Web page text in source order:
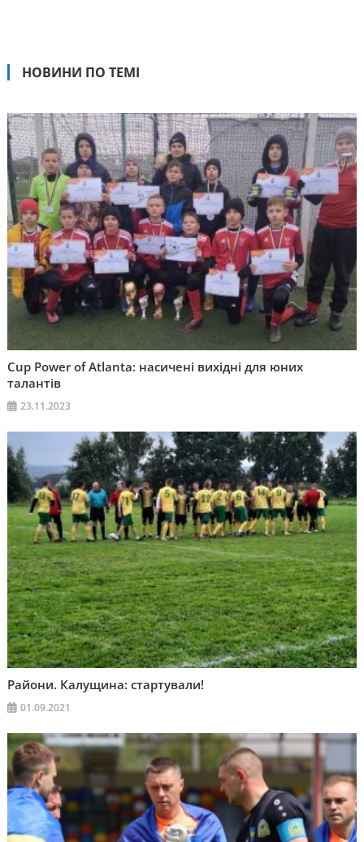
НОВИНИ ПО ТЕМІ
Cup Power of Atlanta: насичені вихідні для юних
талантів
23.11.2023
Райони. Калущина: стартували!
01.09.2021